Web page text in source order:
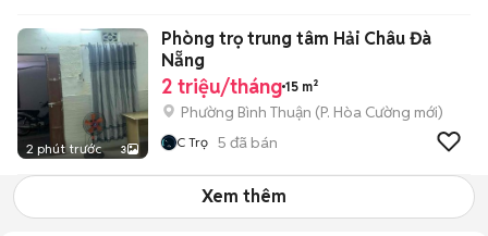
2 phút trước 3
Phòng trọ trung tâm Hải Châu Đà
Nẵng
2 triệu/tháng 15 m²
Phường Bình Thuận (P. Hòa Cường mới)
C Trọ 5 đã bán
Xem thêm